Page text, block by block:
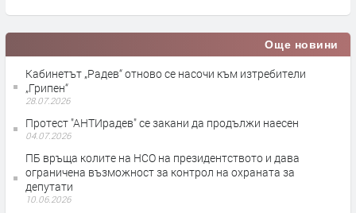
Още новини
Кабинетът „Радев“ отново се насочи към изтребители
„Грипен“
28.07.2026
Протест "АНТИрадев" се закани да продължи наесен
04.07.2026
ПБ връща колите на НСО на президентството и дава
ограничена възможност за контрол на охраната за
депутати
10.06.2026